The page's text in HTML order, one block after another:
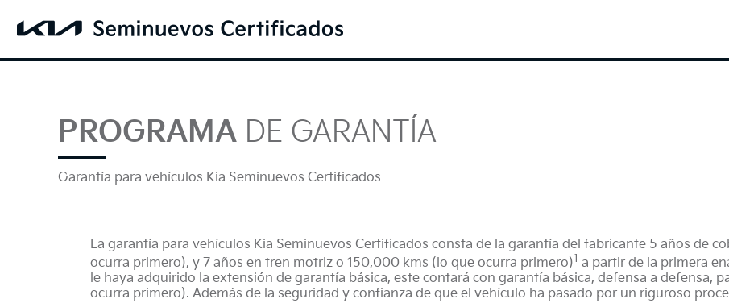
PROGRAMA DE GARANTÍA
Garantía para vehículos Kia Seminuevos Certificados
La garantía para vehículos Kia Seminuevos Certificados consta de la garantía del fabricante 5 años de
ocurra primero), y 7 años en tren motriz o 150,000 kms (lo que ocurra primero)1 a partir de la primera
le haya adquirido la extensión de garantía básica, este contará con garantía básica, defensa a defensa,
ocurra primero). Además de la seguridad y confianza de que el vehículo ha pasado por un riguroso